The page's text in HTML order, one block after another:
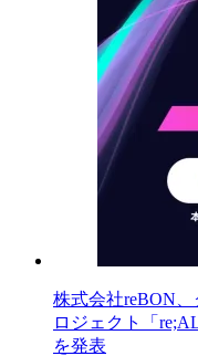
株式会社reBON
ロジェクト「
を発表